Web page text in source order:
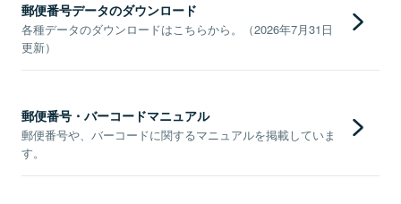
郵便番号データのダウンロード
各種データのダウンロードはこちらから。（2026年7月31日
更新）
郵便番号・バーコードマニュアル
郵便番号や、バーコードに関するマニュアルを掲載していま
す。